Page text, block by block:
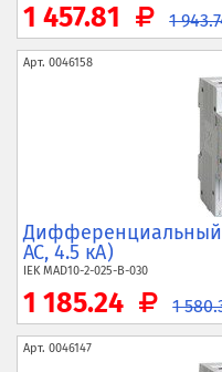
1 457.81 1
Арт. 0046158
Дифференциальный
AC, 4.5 кА)
IEKMAD10-2-025-B-030
1 185.24 1
Арт. 0046147